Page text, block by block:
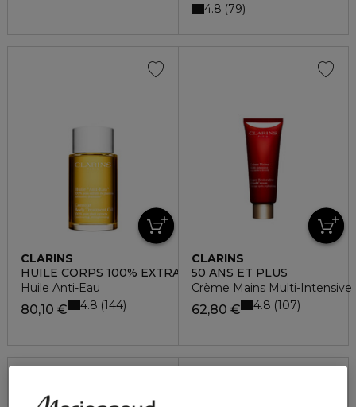
4.8 79
CLARINS
HUILE CORPS 100% EXTRAITS DE PLANTES
Huile Anti-Eau
80,10 € 4.8 144
CLARINS
50 ANS ET PLUS
Crème Mains Multi-Intensive
62,80 € 4.8 107